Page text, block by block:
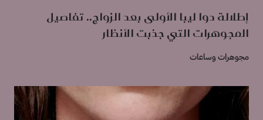
إطلالة دوا ليبا الأولى بعد الزواج.. تفاصيل
المجوهرات التي جذبت الأنظار
مجوهرات وساعات